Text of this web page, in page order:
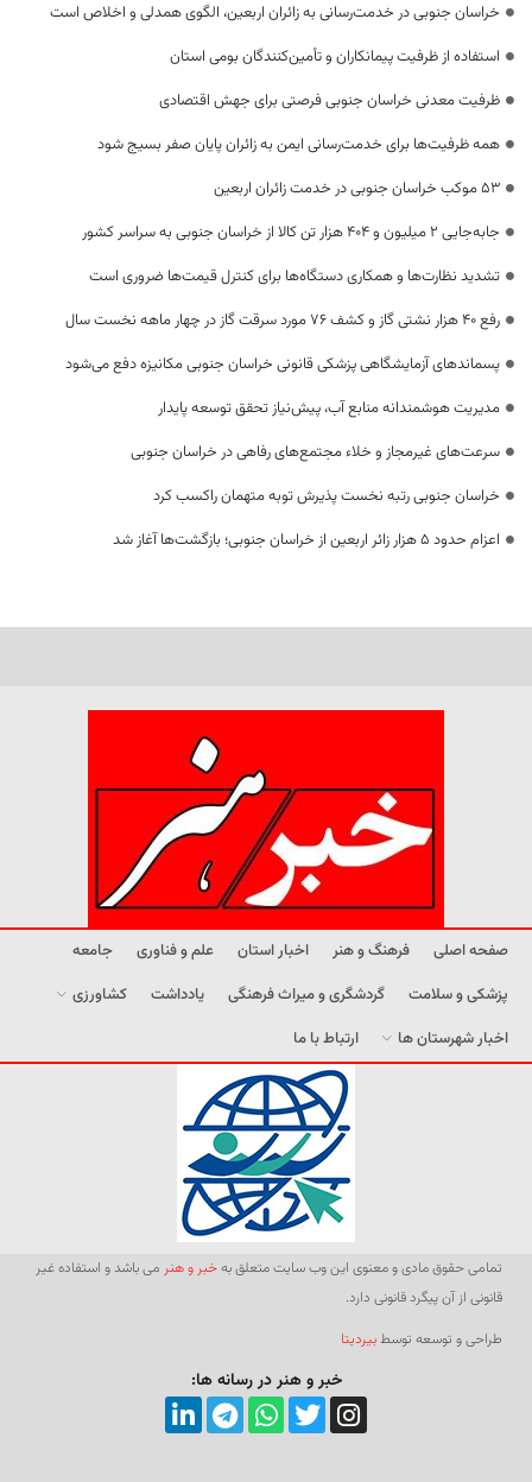
خراسان جنوبی در خدمت‌رسانی به زائران اربعین، الگوی همدلی و اخلاص است
استفاده از ظرفیت پیمانکاران و تأمین‌کنندگان بومی استان
ظرفیت معدنی خراسان جنوبی فرصتی برای جهش اقتصادی
همه ظرفیت‌ها برای خدمت‌رسانی ایمن به زائران پایان صفر بسیج شود
53 موکب خراسان جنوبی در خدمت زائران اربعین
جابه‌جایی 2 میلیون و 404 هزار تن کالا از خراسان جنوبی به سراسر کشور
تشدید نظارت‌ها و همکاری دستگاه‌ها برای کنترل قیمت‌ها ضروری است
رفع 40 هزار نشتی گاز و کشف 76 مورد سرقت گاز در چهار ماهه نخست سال
پسماندهای آزمایشگاهی پزشکی قانونی خراسان جنوبی مکانیزه دفع می‌شود
مدیریت هوشمندانه منابع آب، پیش‌نیاز تحقق توسعه پایدار
سرعت‌های غیرمجاز و خلاء مجتمع‌های رفاهی در خراسان جنوبی
خراسان جنوبی رتبه نخست پذیرش توبه متهمان راکسب کرد
اعزام حدود 5 هزار زائر اربعین از خراسان جنوبی؛ بازگشت‌ها آغاز شد
صفحه اصلی فرهنگ و هنر اخبار استان علم و فناوری
جامعه
پزشکی و سلامت
گردشگری و میراث فرهنگی یادداشت
کشاورزی
اخبار شهرستان ها
ارتباط با ما
تمامی حقوق مادی و معنوی این وب سایت متعلق بهخبر و هنر می باشد و استفاده غیر
قانونی از آن پیگرد قانونی دارد.
طراحی و توسعه توسطبیردیتا
خبر و هنر در رسانه ها: